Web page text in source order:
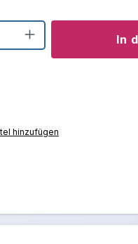
Gib denIn
hinzufügen